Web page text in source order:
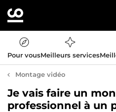
Pour vousMeilleurs services
Montage vidéo
Je vais faire un
professionnel à un